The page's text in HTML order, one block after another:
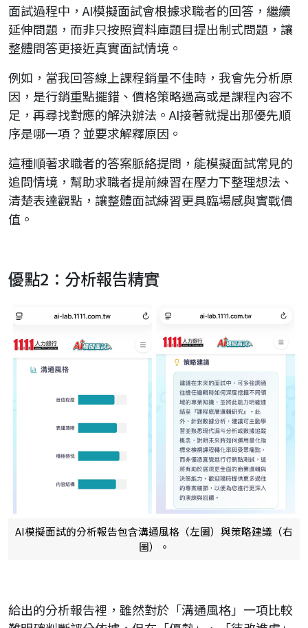
面試過程中，AI模擬面試會根據求職者的回答，繼續
延伸問題，而非只按照資料庫題目提出制式問題，讓
整體問答更接近真實面試情境。
例如，當我回答線上課程銷量不佳時，我會先分析原
因，是行銷重點擺錯、價格策略過高或是課程內容不
足，再尋找對應的解決辦法。AI接著就提出那優先順
序是哪一項？並要求解釋原因。
這種順著求職者的答案脈絡提問，能模擬面試常見的
追問情境，幫助求職者提前練習在壓力下整理想法、
清楚表達觀點，讓整體面試練習更具臨場感與實戰價
值。
優點2：分析報告精實
AI模擬面試的分析報告包含溝通風格（左圖）與策略建議（右
圖）。
給出的分析報告裡，雖然對於「溝通風格」一項比較